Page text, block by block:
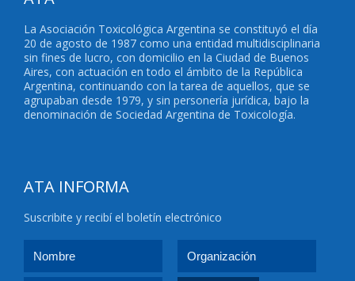
La Asociación Toxicológica Argentina se constituyó el día
20 de agosto de 1987 como una entidad multidisciplinaria
sin fines de lucro, con domicilio en la Ciudad de Buenos
Aires, con actuación en todo el ámbito de la República
Argentina, continuando con la tarea de aquellos, que se
agrupaban desde 1979, y sin personería jurídica, bajo la
denominación de Sociedad Argentina de Toxicología.
ATA INFORMA
Suscribite y recibí el boletín electrónico